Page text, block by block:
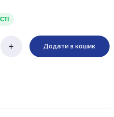
Додати в кошик